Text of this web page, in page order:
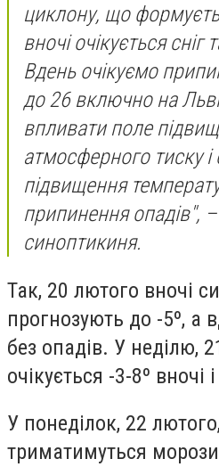
циклону, що
вночі очікується сніг
Вдень очікуємо
до 26 включно на
впливати поле
атмосферного тиску і
підвищення
припинення опадів",
синоптикиня.
Так, 20 лютого вночі
прогнозують до -5º, а
без опадів. У неділю,
очікується -3-8º вночі
У понеділок, 22
триматимуться